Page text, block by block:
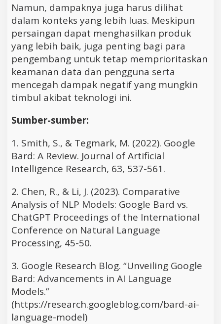
Namun, dampaknya juga harus dilihat
dalam konteks yang lebih luas. Meskipun
persaingan dapat menghasilkan produk
yang lebih baik, juga penting bagi para
pengembang untuk tetap memprioritaskan
keamanan data dan pengguna serta
mencegah dampak negatif yang mungkin
timbul akibat teknologi ini.
Sumber-sumber:
1. Smith, S., & Tegmark, M. (2022). Google
Bard: A Review. Journal of Artificial
Intelligence Research, 63, 537-561.
2. Chen, R., & Li, J. (2023). Comparative
Analysis of NLP Models: Google Bard vs.
ChatGPT Proceedings of the International
Conference on Natural Language
Processing, 45-50.
3. Google Research Blog. “Unveiling Google
Bard: Advancements in AI Language
Models.”
(https://research.googleblog.com/bard-ai-
language-model)